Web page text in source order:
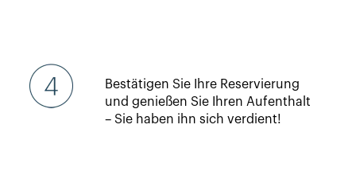
Bestätigen Sie Ihre Reservierung
und genießen Sie Ihren Aufenthalt
– Sie haben ihn sich verdient!